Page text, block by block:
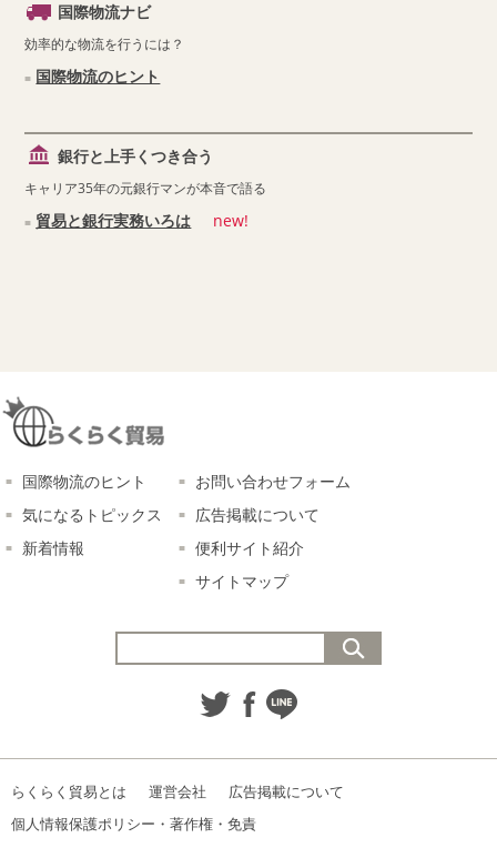
国際物流ナビ
効率的な物流を行うには？
国際物流のヒント
銀行と上手くつき合う
キャリア35年の元銀行マンが本音で語る
貿易と銀行実務いろは new!
国際物流のヒント
気になるトピックス
新着情報
お問い合わせフォーム
広告掲載について
便利サイト紹介
サイトマップ
らくらく貿易とは 運営会社
広告掲載について
個人情報保護ポリシー・著作権・免責